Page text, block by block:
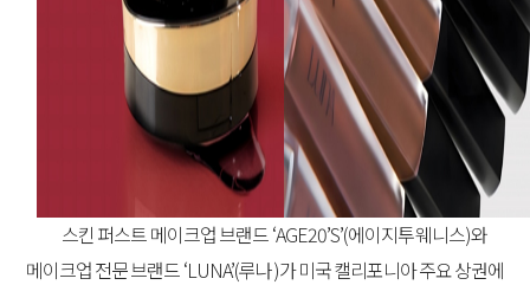
스킨 퍼스트메이크업브랜드‘AGE20’S’(에이지투웨니스)와
메이크업전문브랜드‘LUNA’(루나)가미국캘리포니아주요상권에